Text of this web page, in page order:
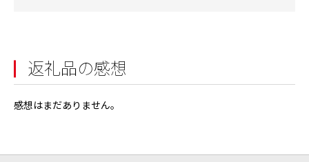
返礼品の感想
感想はまだありません。